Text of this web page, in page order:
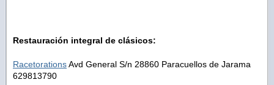
Restauración integral de clásicos:
RacetorationsAvd General S/n 28860 Paracuellos de Jarama
629813790